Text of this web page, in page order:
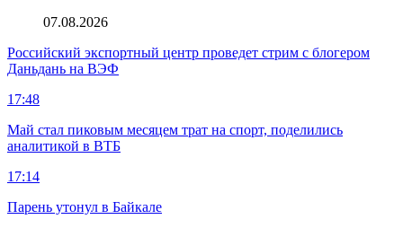
07.08.2026
Российский экспортный центр проведет стрим с блогером
Даньдань на ВЭФ
17:48
Май стал пиковым месяцем трат на спорт, поделились
аналитикой в ВТБ
17:14
Парень утонул в Байкале